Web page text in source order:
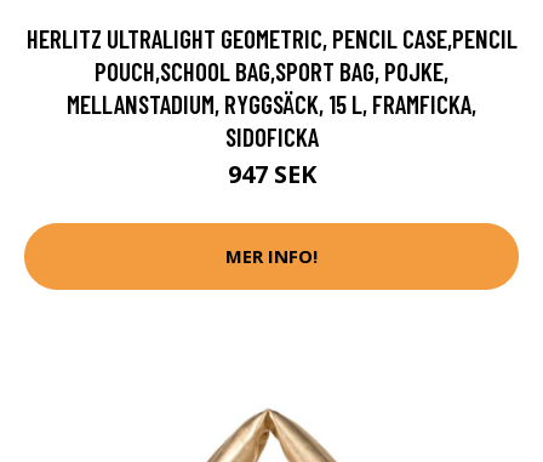
HERLITZ ULTRALIGHT GEOMETRIC, PENCIL CASE,PENCIL
POUCH,SCHOOL BAG,SPORT BAG, POJKE,
MELLANSTADIUM, RYGGSÄCK, 15 L, FRAMFICKA,
SIDOFICKA
947 SEK
MER INFO!